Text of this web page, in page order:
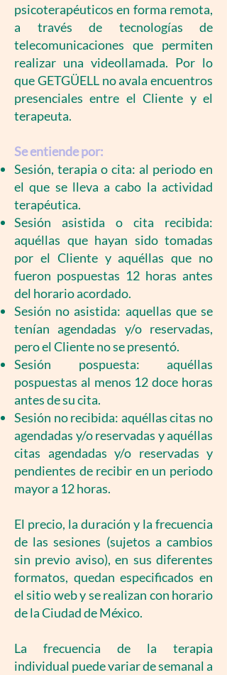
psicoterapéuticos en forma remota,
a través de tecnologías de
telecomunicaciones que permiten
realizar una videollamada. Por lo
que GETGÜELL no avala encuentros
presenciales entre el Cliente y el
terapeuta.
Se entiende por:
Sesión, terapia o cita: al periodo en
el que se lleva a cabo la actividad
terapéutica.
Sesión asistida o cita recibida:
aquéllas que hayan sido tomadas
por el Cliente y aquéllas que no
fueron pospuestas 12 horas antes
del horario acordado.
Sesión no asistida: aquellas que se
tenían agendadas y/o reservadas,
pero el Cliente no se presentó.
Sesión pospuesta: aquéllas
pospuestas al menos 12 doce horas
antes de su cita.
Sesión no recibida: aquéllas citas no
agendadas y/o reservadas y aquéllas
citas agendadas y/o reservadas y
pendientes de recibir en un periodo
mayor a 12 horas.
El precio, la duración y la frecuencia
de las sesiones (sujetos a cambios
sin previo aviso), en sus diferentes
formatos, quedan especificados en
el sitio web y se realizan con horario
de la Ciudad de México.
La frecuencia de la terapia
individual puede variar de semanal a